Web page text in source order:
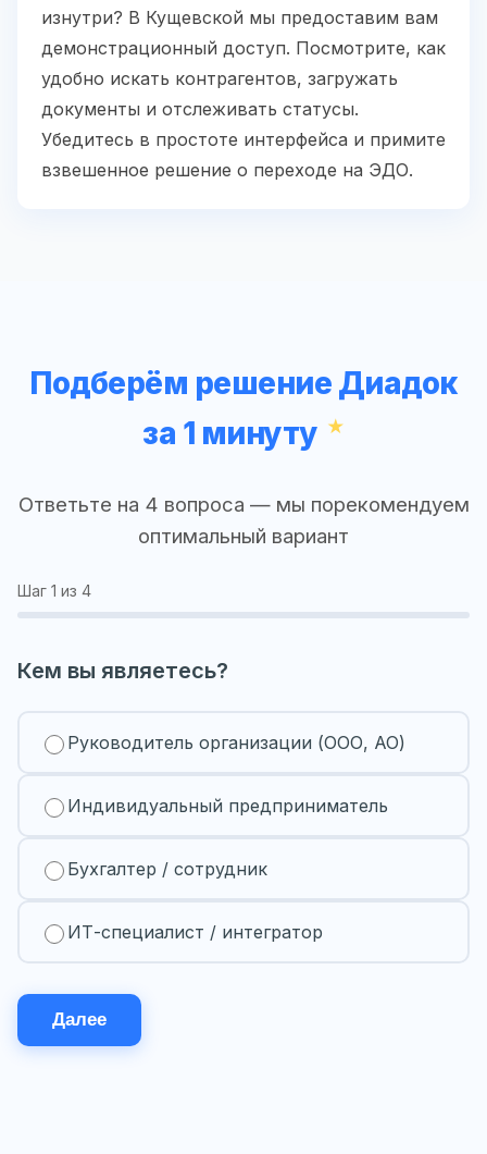
изнутри? В Кущевской мы предоставим вам
демонстрационный доступ. Посмотрите, как
удобно искать контрагентов, загружать
документы и отслеживать статусы.
Убедитесь в простоте интерфейса и примите
взвешенное решение о переходе на ЭДО.
Подберём решение Диадок
за 1 минуту
Ответьте на 4 вопроса — мы порекомендуем
оптимальный вариант
Шаг 1 из 4
Кем вы являетесь?
Руководитель организации (ООО, АО)
Индивидуальный предприниматель
Бухгалтер / сотрудник
ИТ-специалист / интегратор
Далее